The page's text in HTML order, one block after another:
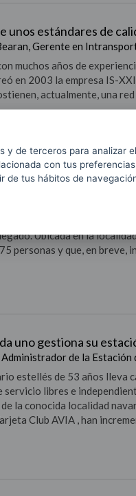
unos estándares de
Gerente en
muchos años de
en 2003 la empresa IS-
actualmente, una
pequeño que
Consejero Delegado de la
Cobo es en la
Ubicada en la
personas y que, en breve,
uno gestiona su
de la Estación
estellés de 53 años lleva
servicio libres e
la conocida localidad
Club AVIA , han
y de terceros para analizar
con tus
de tus hábitos de